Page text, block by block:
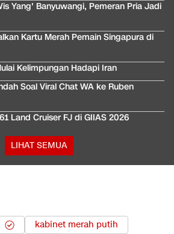
Yang' Banyuwangi, Pemeran Pria Jadi
Kartu Merah Pemain Singapura di
Kelimpungan Hadapi Iran
Soal Viral Chat WA ke Ruben
Land Cruiser FJ di GIIAS 2026
LIHAT SEMUA
kabinet merah putih